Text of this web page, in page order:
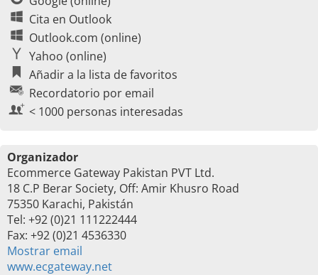
Cita en Outlook
Outlook.com (online)
Yahoo (online)
Añadir a la lista de favoritos
Recordatorio por email
< 1000 personas interesadas
Organizador
Ecommerce Gateway Pakistan PVT Ltd.
18 C.P Berar Society, Off: Amir Khusro Road
75350 Karachi, Pakistán
Tel: +92 (0)21 111222444
Fax: +92 (0)21 4536330
Mostrar email
www.ecgateway.net